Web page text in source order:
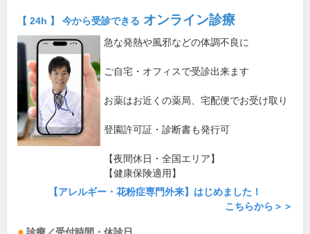
【 24h 】 今から受診できる オンライン診療
急な発熱や風邪などの体調不良に
ご自宅・オフィスで受診出来ます
お薬はお近くの薬局、宅配便でお受け取り
登園許可証・診断書も発行可
【夜間休日・全国エリア】
【健康保険適用】
【アレルギー・花粉症専門外来】はじめました！
こちらから＞＞